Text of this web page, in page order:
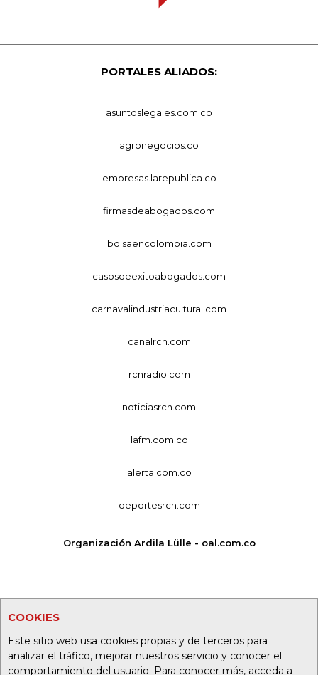
COOKIES
Este sitio web usa cookies propias y de terceros para
analizar el tráfico, mejorar nuestros servicio y conocer el
comportamiento del usuario. Para conocer más, acceda a
PORTALES ALIADOS:
asuntoslegales.com.co
agronegocios.co
empresas.larepublica.co
firmasdeabogados.com
bolsaencolombia.com
casosdeexitoabogados.com
carnavalindustriacultural.com
canalrcn.com
rcnradio.com
noticiasrcn.com
lafm.com.co
alerta.com.co
deportesrcn.com
Organización Ardila Lülle - oal.com.co